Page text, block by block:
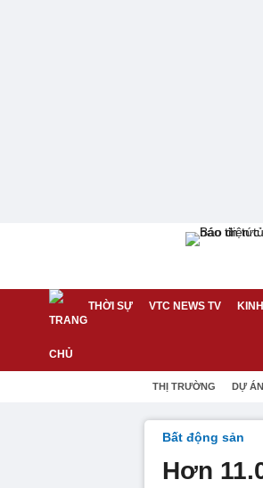
THỜI SỰ VTC NEWS TV
THỊ TRƯỜNG DỰ ÁN
Bất động sản
Hơn